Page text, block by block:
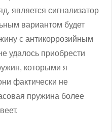
является сигнализатор
вариантом будет
с антикоррозийным
удалось приобрести
которыми я
фактически не
пружина более